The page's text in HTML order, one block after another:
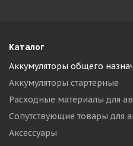
Каталог
Аккумуляторы общего
Аккумуляторы стартерные
Расходные материалы для
Сопутствующие товары для
Аксессуары